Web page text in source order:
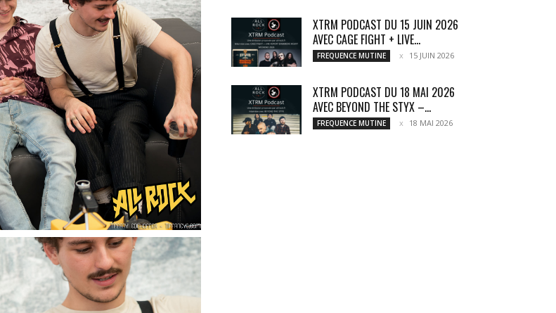
XTRM PODCAST DU 15 JUIN 2026
AVEC CAGE FIGHT + LIVE...
FREQUENCE MUTINE 15 JUIN 2026
XTRM PODCAST DU 18 MAI 2026
AVEC BEYOND THE STYX –...
FREQUENCE MUTINE 18 MAI 2026